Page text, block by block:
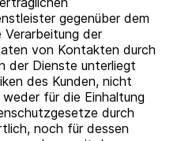
gegenüber dem
Verarbeitung der
von Kontakten durch
der Dienste unterliegt
des Kunden, nicht
für die Einhaltung
durch
noch für dessen